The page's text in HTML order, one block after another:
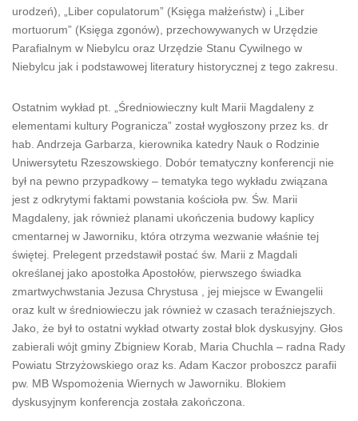
urodzeń), „Liber copulatorum” (Księga małżeństw) i „Liber
mortuorum” (Księga zgonów), przechowywanych w Urzędzie
Parafialnym w Niebylcu oraz Urzędzie Stanu Cywilnego w
Niebylcu jak i podstawowej literatury historycznej z tego zakresu.
Ostatnim wykład pt. „Średniowieczny kult Marii Magdaleny z
elementami kultury Pogranicza” został wygłoszony przez ks. dr
hab. Andrzeja Garbarza, kierownika katedry Nauk o Rodzinie
Uniwersytetu Rzeszowskiego. Dobór tematyczny konferencji nie
był na pewno przypadkowy – tematyka tego wykładu związana
jest z odkrytymi faktami powstania kościoła pw. Św. Marii
Magdaleny, jak również planami ukończenia budowy kaplicy
cmentarnej w Jaworniku, która otrzyma wezwanie właśnie tej
świętej. Prelegent przedstawił postać św. Marii z Magdali
określanej jako apostołka Apostołów, pierwszego świadka
zmartwychwstania Jezusa Chrystusa , jej miejsce w Ewangelii
oraz kult w średniowieczu jak również w czasach teraźniejszych.
Jako, że był to ostatni wykład otwarty został blok dyskusyjny. Głos
zabierali wójt gminy Zbigniew Korab, Maria Chuchla – radna Rady
Powiatu Strzyżowskiego oraz ks. Adam Kaczor proboszcz parafii
pw. MB Wspomożenia Wiernych w Jaworniku. Blokiem
dyskusyjnym konferencja została zakończona.